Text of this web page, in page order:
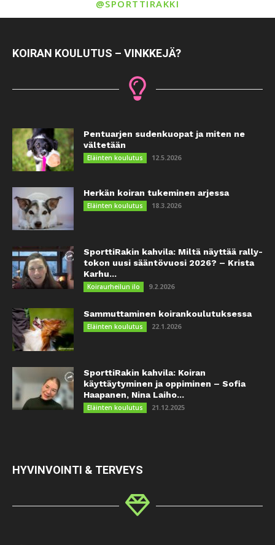
@SPORTTIRAKKI
KOIRAN KOULUTUS – VINKKEJÄ?
Pentuarjen sudenkuopat ja miten ne
vältetään
Eläinten koulutus 12.5.2026
Herkän koiran tukeminen arjessa
Eläinten koulutus 18.3.2026
SporttiRakin kahvila: Miltä näyttää rally-
tokon uusi sääntövuosi 2026? – Krista
Karhu...
Koiraurheilun ilo 9.2.2026
Sammuttaminen koirankoulutuksessa
Eläinten koulutus 22.1.2026
SporttiRakin kahvila: Koiran
käyttäytyminen ja oppiminen – Sofia
Haapanen, Nina Laiho...
Eläinten koulutus 21.12.2025
HYVINVOINTI & TERVEYS